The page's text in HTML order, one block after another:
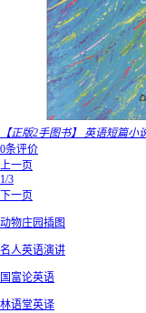
【正版2手图书】 英语短篇小
0条评价
上一页
1/3
下一页
动物庄园插图
名人英语演讲
国富论英语
林语堂英译